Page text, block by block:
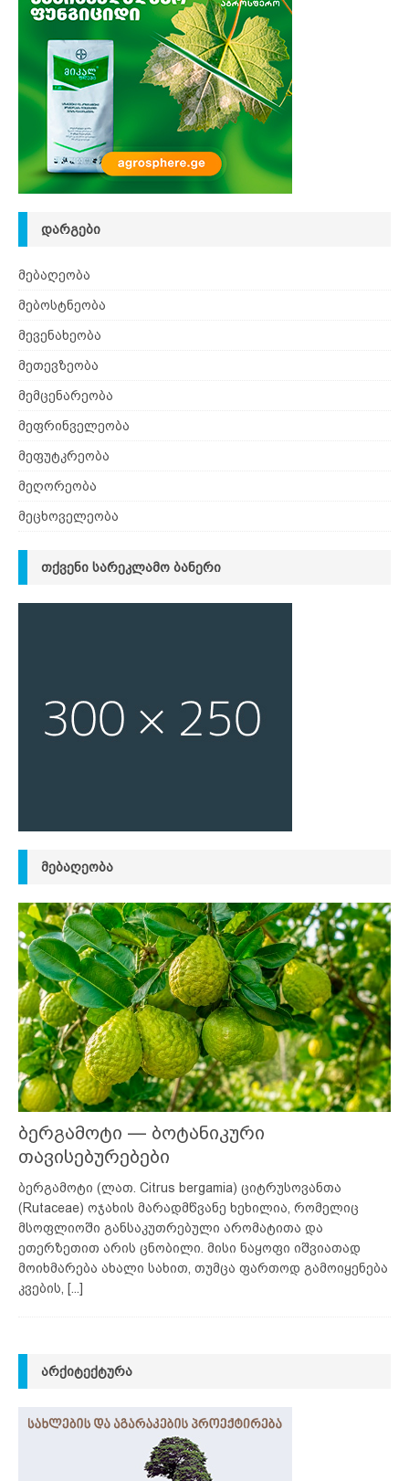
ᲓᲐᲠᲒᲔᲑᲘ
მებაღეობა
მებოსტნეობა
მევენახეობა
მეთევზეობა
მემცენარეობა
მეფრინველეობა
მეფუტკრეობა
მეღორეობა
მეცხოველეობა
ᲗᲥᲕᲔᲜᲘ ᲡᲐᲠᲔᲙᲚᲐᲛᲝ ᲑᲐᲜᲔᲠᲘ
ᲛᲔᲑᲐᲦᲔᲝᲑᲐ
ბერგამოტი — ბოტანიკური
თავისებურებები
ბერგამოტი (ლათ. Citrus bergamia) ციტრუსოვანთა
(Rutaceae) ოჯახის მარადმწვანე ხეხილია, რომელიც
მსოფლიოში განსაკუთრებული არომატითა და
ეთერზეთით არის ცნობილი. მისი ნაყოფი იშვიათად
მოიხმარება ახალი სახით, თუმცა ფართოდ გამოიყენება
კვების, [...]
ᲐᲠᲥᲘᲢᲔᲥᲢᲣᲠᲐ